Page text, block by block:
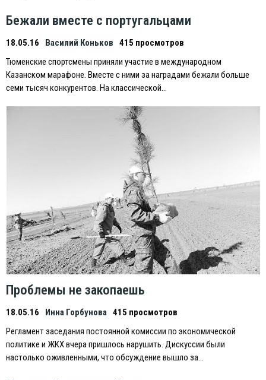
Бежали вместе с португальцами
18.05.16 Василий Коньков
415 просмотров
Тюменские спортсмены приняли участие в международном
Казанском марафоне. Вместе с ними за наградами бежали больше
семи тысяч конкурентов. На классической…
Проблемы не закопаешь
18.05.16 Инна Горбунова 415 просмотров
Регламент заседания постоянной комиссии по экономической
политике и ЖКХ вчера пришлось нарушить. Дискуссии были
настолько оживленными, что обсуждение вышло за…